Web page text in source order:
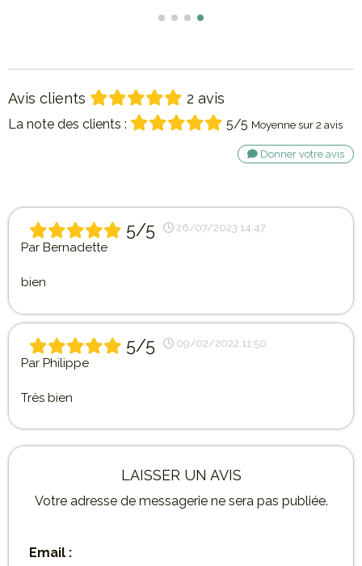
Avis clients 2 avis
La note des clients : 5/5 Moyenne sur 2 avis
Donner votre avis
5/5 26/07/2023 14:47
Par Bernadette
bien
5/5 09/02/2022 11:50
Par Philippe
Très bien
LAISSER UN AVIS
Votre adresse de messagerie ne sera pas publiée.
Email :